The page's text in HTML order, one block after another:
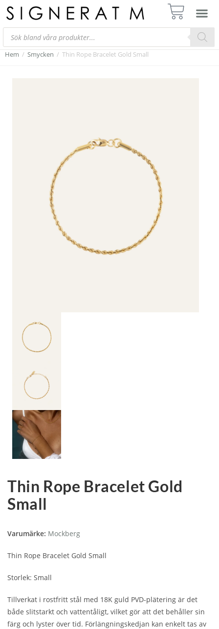
Hem / Smycken / Thin Rope Bracelet Gold Small
Thin Rope Bracelet Gold
Small
Varumärke: Mockberg
Thin Rope Bracelet Gold Small
Storlek: Small
Tillverkat i rostfritt stål med 18K guld PVD-plätering är det
både slitstarkt och vattentåligt, vilket gör att det behåller sin
färg och lyster över tid. Förlängningskedjan kan enkelt tas av